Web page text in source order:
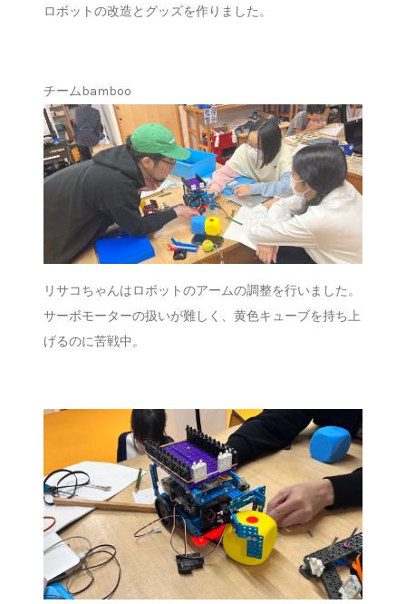
ロボットの改造とグッズを作りました。
チームbamboo
リサコちゃんはロボットのアームの調整を行いました。
サーボモーターの扱いが難しく、黄色キューブを持ち上
げるのに苦戦中。